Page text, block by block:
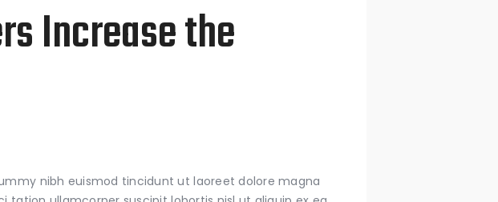
Increase the
nibh euismod tincidunt ut laoreet dolore magna